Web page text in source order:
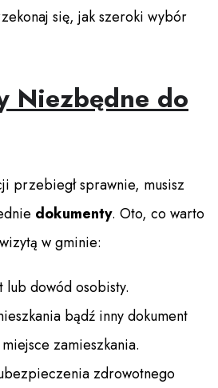
się, jak szeroki wybór
Niezbędne do
przebiegł sprawnie, musisz
dokumenty. Oto, co warto
w gminie:
lub dowód osobisty.
bądź inny dokument
zamieszkania.
zdrowotnego